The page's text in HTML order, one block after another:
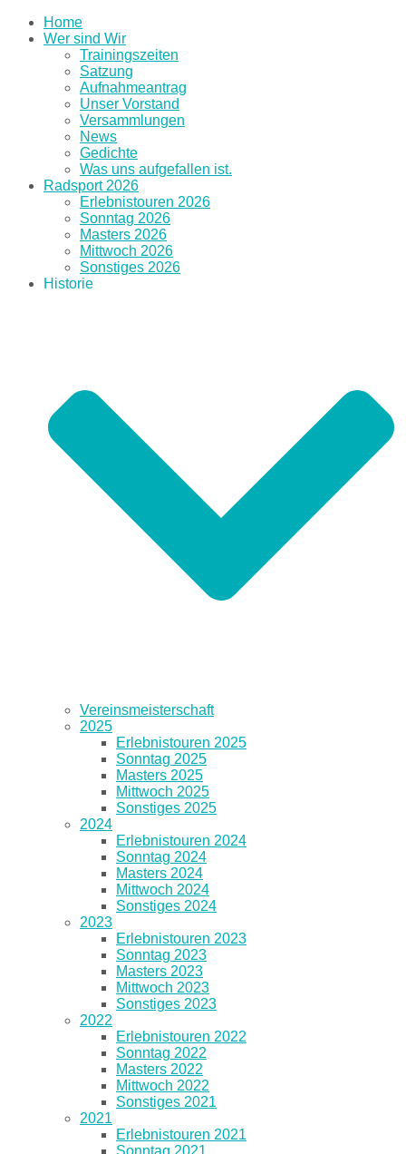
Home
Wer sind Wir
Trainingszeiten
Satzung
Aufnahmeantrag
Unser Vorstand
Versammlungen
News
Gedichte
Was uns aufgefallen ist.
Radsport 2026
Erlebnistouren 2026
Sonntag 2026
Masters 2026
Mittwoch 2026
Sonstiges 2026
Historie
Vereinsmeisterschaft
2025
Erlebnistouren 2025
Sonntag 2025
Masters 2025
Mittwoch 2025
Sonstiges 2025
2024
Erlebnistouren 2024
Sonntag 2024
Masters 2024
Mittwoch 2024
Sonstiges 2024
2023
Erlebnistouren 2023
Sonntag 2023
Masters 2023
Mittwoch 2023
Sonstiges 2023
2022
Erlebnistouren 2022
Sonntag 2022
Masters 2022
Mittwoch 2022
Sonstiges 2021
2021
Erlebnistouren 2021
Sonntag 2021